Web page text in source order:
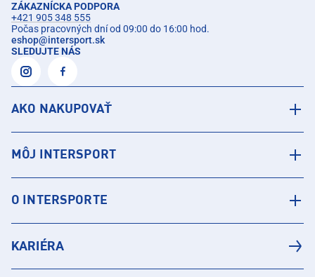
ZÁKAZNÍCKA PODPORA
+421 905 348 555
Počas pracovných dní od 09:00 do 16:00 hod.
eshop@intersport.sk
SLEDUJTE NÁS
AKO NAKUPOVAŤ
MÔJ INTERSPORT
O INTERSPORTE
KARIÉRA